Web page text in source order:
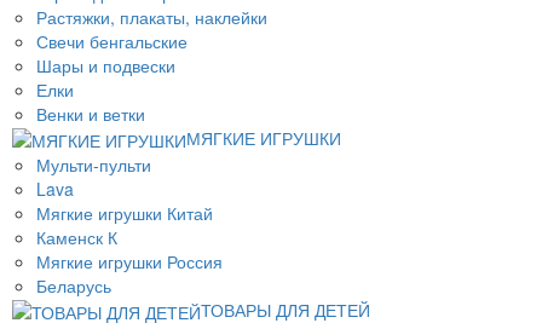
Растяжки, плакаты, наклейки
Свечи бенгальские
Шары и подвески
Елки
Венки и ветки
МЯГКИЕ ИГРУШКИ
Мульти-пульти
Lava
Мягкие игрушки Китай
Каменск К
Мягкие игрушки Россия
Беларусь
ТОВАРЫ ДЛЯ ДЕТЕЙ